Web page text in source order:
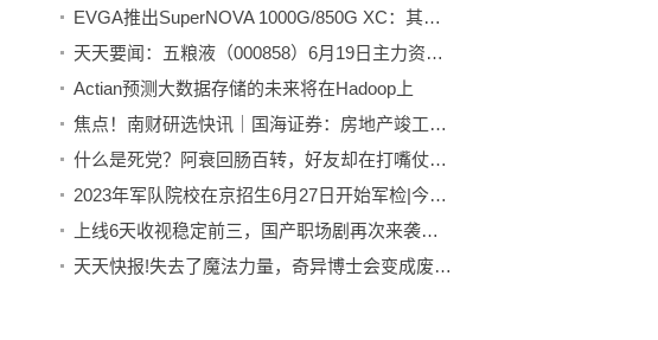
EVGA推出SuperNOVA 1000G/850G XC：其首款支持ATX 3.0/PCIe 5.0的电源-全球快报
天天要闻：五粮液（000858）6月19日主力资金净卖出3.34亿元
Actian预测大数据存储的未来将在Hadoop上
焦点！南财研选快讯｜国海证券：房地产竣工端数据表现亮眼 有望带动竣工端消费建材产品需求增长
什么是死党？阿衰回肠百转，好友却在打嘴仗，同学：过于真实！
2023年军队院校在京招生6月27日开始军检|今日热门
上线6天收视稳定前三，国产职场剧再次来袭，殷桃能否堪当大任
天天快报!失去了魔法力量，奇异博士会变成废人吗？